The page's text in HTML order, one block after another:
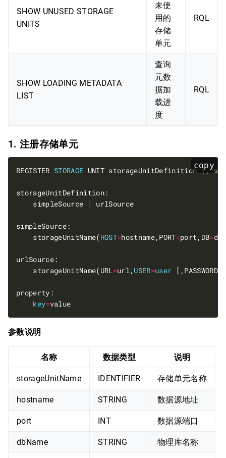
SHOW UNUSED STORAGE
UNITS
未使
用的
存储
单元
RQL
SHOW LOADING METADATA
LIST
查询
元数
据加
载进
度
RQL
1. 注册存储单元
copy
REGISTER STORAGE
    simpleSource
|
    storageUnitName(
HOST=hostname,PORT=port,DB=
    storageUnitName(URL
=url, USER=user [,PASSWORD=
key=
参数说明
名称 数据类型 说明
storageUnitName IDENTIFIER 存储单元名称
hostname STRING 数据源地址
port INT 数据源端口
dbName STRING 物理库名称